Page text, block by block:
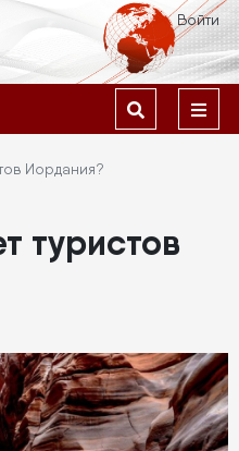
Войти
Иордания?
туристов